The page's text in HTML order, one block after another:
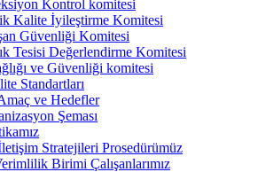
Kontrol komitesi
Kalite İyileştirme Komitesi
Güvenliği Komitesi
Tesisi Değerlendirme Komitesi
ve Güvenliği komitesi
Standartları
ve Hedefler
Şeması
Stratejileri Prosedürümüz
Birimi Çalışanlarımız